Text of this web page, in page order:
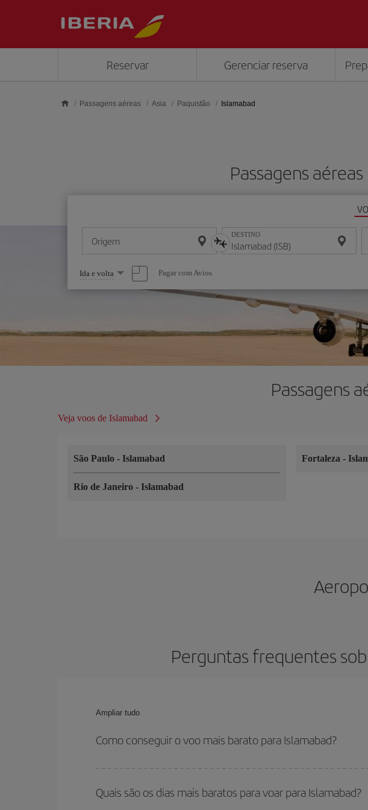
Reservar Gerenciar reserva
Passagens aéreas Asia Paquistão Islamabad
Passagens
Origem DESTINO
Selecione
uma
opção
Ida e volta Pagar com Avios
Passagens
Veja voos de Islamabad
São Paulo - Islamabad
Rio de Janeiro - Islamabad
Fortaleza -
Perguntas frequentes
Ampliar tudo
Como conseguir o voo mais barato para Islamabad?
horários de sua ida e volta. Além disso, se você ainda não escolheu um
você encontrará o voo mais barato.
Quais são os dias mais baratos para voar para Islamabad?